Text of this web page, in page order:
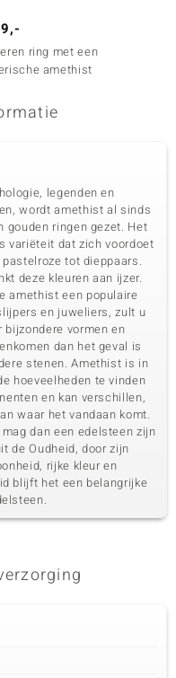
ring met een
amethist
legenden en
wordt amethist al sinds
gouden ringen gezet. Het
variëteit dat zich voordoet
tot dieppaars.
deze kleuren aan ijzer.
amethist een populaire
en juweliers, zult u
bijzondere vormen en
dan het geval is
stenen. Amethist is in
hoeveelheden te vinden
en kan verschillen,
waar het vandaan komt.
dan een edelsteen zijn
de Oudheid, door zijn
rijke kleur en
blijft het een belangrijke